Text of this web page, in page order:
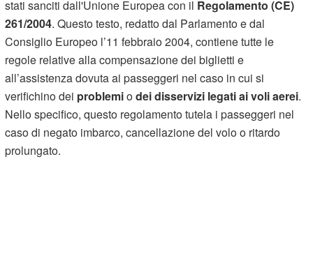
stati sanciti dall'Unione Europea con il Regolamento (CE)
261/2004. Questo testo, redatto dal Parlamento e dal
Consiglio Europeo l’11 febbraio 2004, contiene tutte le
regole relative alla compensazione dei biglietti e
all’assistenza dovuta ai passeggeri nel caso in cui si
verifichino dei problemiodei disservizi legati ai voli aerei.
Nello specifico, questo regolamento tutela i passeggeri nel
caso di negato imbarco, cancellazione del volo o ritardo
prolungato.